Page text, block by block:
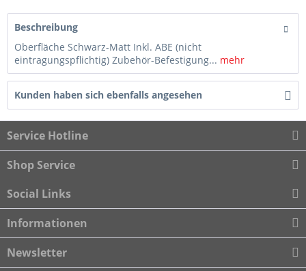
Beschreibung
Oberfläche Schwarz-Matt Inkl. ABE (nicht
eintragungspflichtig) Zubehör-Befestigung... mehr
Kunden haben sich ebenfalls angesehen
Service Hotline
Shop Service
Social Links
Informationen
Newsletter